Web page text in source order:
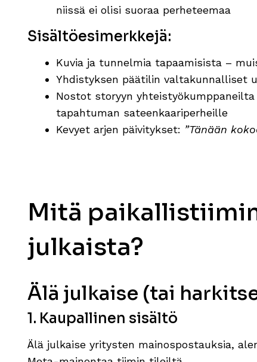
niissä ei olisi suoraa perheteemaa
Sisältöesimerkkejä:
Kuvia ja tunnelmia tapaamisista –
Yhdistyksen päätilin valtakunnalliset
Nostot storyyn
tapahtuman sateenkaariperheille
Kevyet arjen päivitykset: ”Tänään
Mitä
julkaista?
Älä julkaise (tai
1. Kaupallinen sisältö
Älä julkaise yritysten mainospostauksia,